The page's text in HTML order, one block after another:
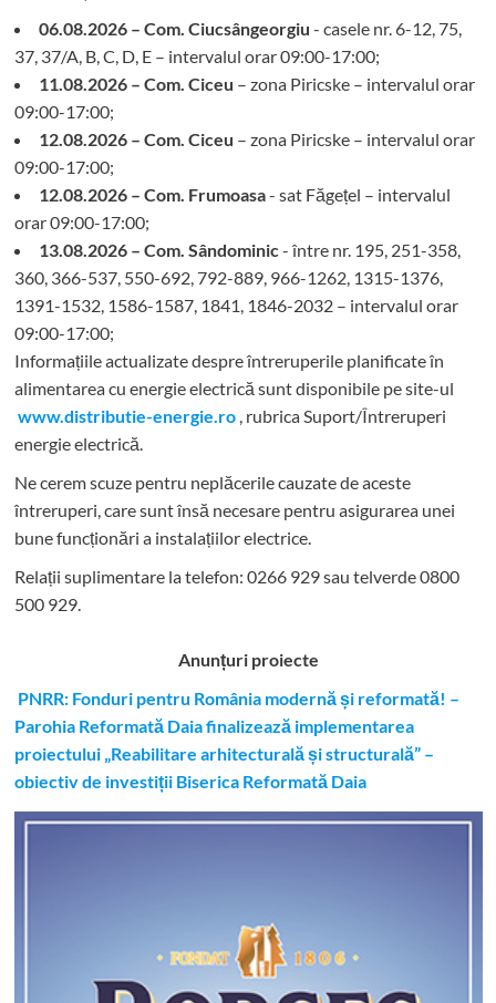
06.08.2026 – Com. Ciucsângeorgiu - casele nr. 6-12, 75,
37, 37/A, B, C, D, E – intervalul orar 09:00-17:00;
11.08.2026 – Com. Ciceu – zona Piricske – intervalul orar
09:00-17:00;
12.08.2026 – Com. Ciceu – zona Piricske – intervalul orar
09:00-17:00;
12.08.2026 – Com. Frumoasa- sat Făgețel – intervalul
orar 09:00-17:00;
13.08.2026 – Com. Sândominic- între nr. 195, 251-358,
360, 366-537, 550-692, 792-889, 966-1262, 1315-1376,
1391-1532, 1586-1587, 1841, 1846-2032 – intervalul orar
09:00-17:00;
Informațiile actualizate despre întreruperile planificate în
alimentarea cu energie electrică sunt disponibile pe site-ul
www.distributie-energie.ro , rubrica Suport/Întreruperi
energie electrică.
Ne cerem scuze pentru neplăcerile cauzate de aceste
întreruperi, care sunt însă necesare pentru asigurarea unei
bune funcționări a instalațiilor electrice.
Relații suplimentare la telefon: 0266 929 sau telverde 0800
500 929.
Anunțuri proiecte
PNRR: Fonduri pentru România modernă și reformată! –
Parohia Reformată Daia finalizează implementarea
proiectului „Reabilitare arhitecturală și structurală” –
obiectiv de investiții Biserica Reformată Daia